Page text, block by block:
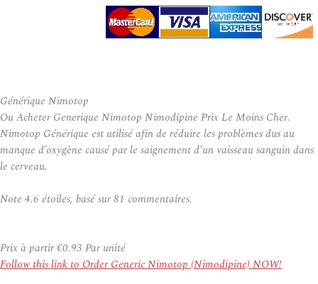
Générique Nimotop
Ou Acheter Generique Nimotop Nimodipine Prix Le Moins Cher.
Nimotop Générique est utilisé afin de réduire les problèmes dus au
manque d’oxygène causé par le saignement d’un vaisseau sanguin dans
le cerveau.
Note 4.6 étoiles, basé sur81 commentaires.
Prix à partir€0.93 Par unité
Follow this link to Order Generic Nimotop (Nimodipine) NOW!